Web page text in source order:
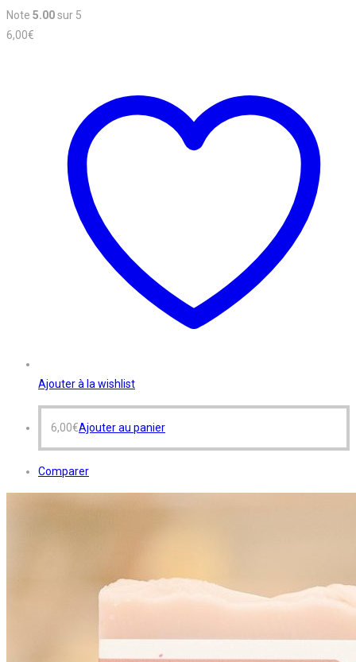
Note 5.00sur 5
6,00€
Ajouter à la wishlist
6,00€Ajouter au panier
Comparer